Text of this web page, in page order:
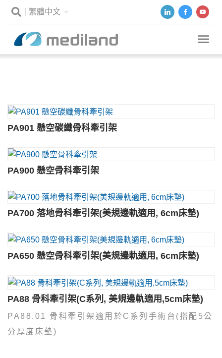
繁體中文
骨科牽引架
PA901 懸空碳纖骨科牽引架
PA900 懸空骨科牽引架
PA700 落地骨科牽引架(美規邊軌適用, 6cm床墊)
PA650 懸空骨科牽引架(美規邊軌適用, 6cm床墊)
PA88 骨科牽引架(C系列, 美規邊軌適用,5cm床墊)
PA88.01 骨科牽引架適用於C系列手術台(搭配5公
分厚度床墊)